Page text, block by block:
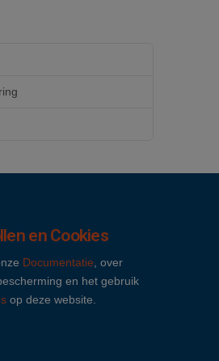
en Cookies
Documentatie , over
en het gebruik
op deze website.